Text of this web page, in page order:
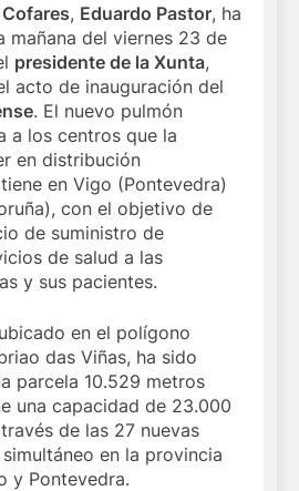
Cofares, Eduardo Pastor, ha
mañana del viernes 23 de
presidente de la Xunta,
acto de inauguración del
. El nuevo pulmón
a los centros que la
en distribución
en Vigo (Pontevedra)
con el objetivo de
de suministro de
de salud a las
y sus pacientes.
en el polígono
das Viñas, ha sido
parcela 10.529 metros
una capacidad de 23.000
de las 27 nuevas
en la provincia
y Pontevedra.